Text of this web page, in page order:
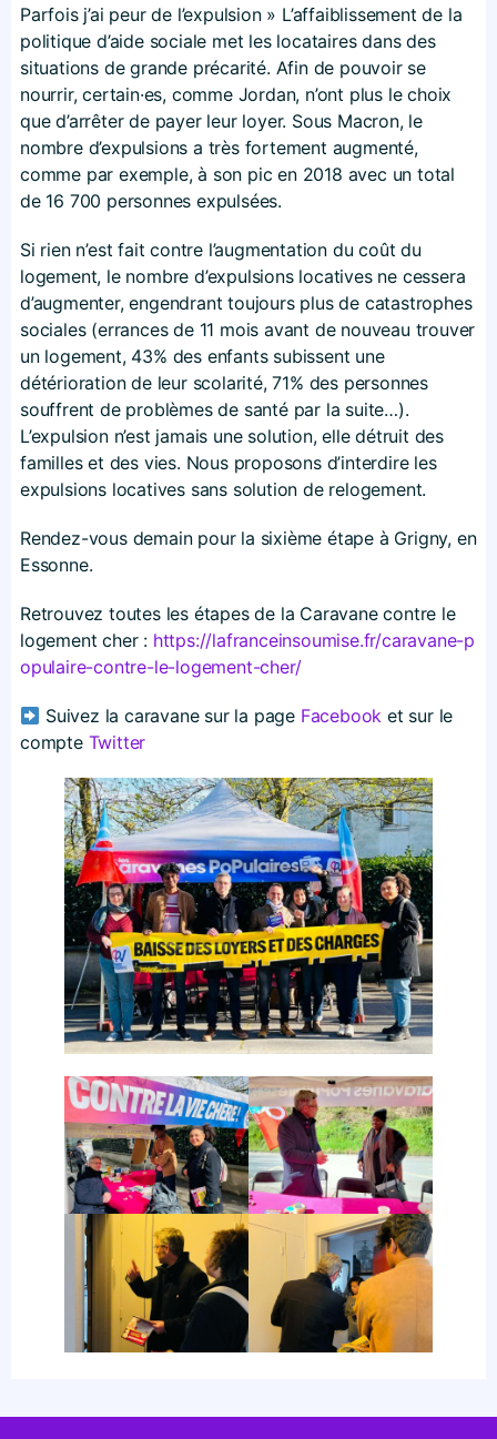
Parfois j’ai peur de l’expulsion » L’affaiblissement de la
politique d’aide sociale met les locataires dans des
situations de grande précarité. Afin de pouvoir se
nourrir, certain·es, comme Jordan, n’ont plus le choix
que d’arrêter de payer leur loyer. Sous Macron, le
nombre d’expulsions a très fortement augmenté,
comme par exemple, à son pic en 2018 avec un total
de 16 700 personnes expulsées.
Si rien n’est fait contre l’augmentation du coût du
logement, le nombre d’expulsions locatives ne cessera
d’augmenter, engendrant toujours plus de catastrophes
sociales (errances de 11 mois avant de nouveau trouver
un logement, 43% des enfants subissent une
détérioration de leur scolarité, 71% des personnes
souffrent de problèmes de santé par la suite…).
L’expulsion n’est jamais une solution, elle détruit des
familles et des vies. Nous proposons d’interdire les
expulsions locatives sans solution de relogement.
Rendez-vous demain pour la sixième étape à Grigny, en
Essonne.
Retrouvez toutes les étapes de la Caravane contre le
logement cher : https://​lafranceinsoumise​.fr/​c​a​r​a​v​a​n​e​-​p​
o​p​u​l​a​i​r​e​-​c​o​n​t​r​e​-​l​e​-​l​o​g​e​m​e​n​t​-​c​h​er/
Suivez la caravane sur la page Facebook et sur le
compte Twitter